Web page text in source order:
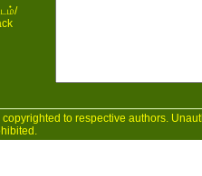
/
to respective authors.